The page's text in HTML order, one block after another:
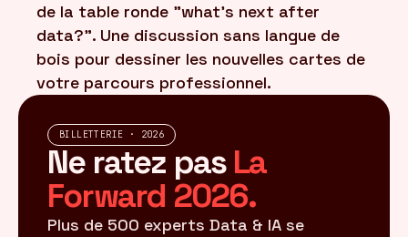
de la table ronde "what's next after
data?". Une discussion sans langue de
bois pour dessiner les nouvelles cartes de
votre parcours professionnel.
BILLETTERIE · 2026
Ne ratez pas La
Forward 2026.
Plus de 500 experts Data & IA se